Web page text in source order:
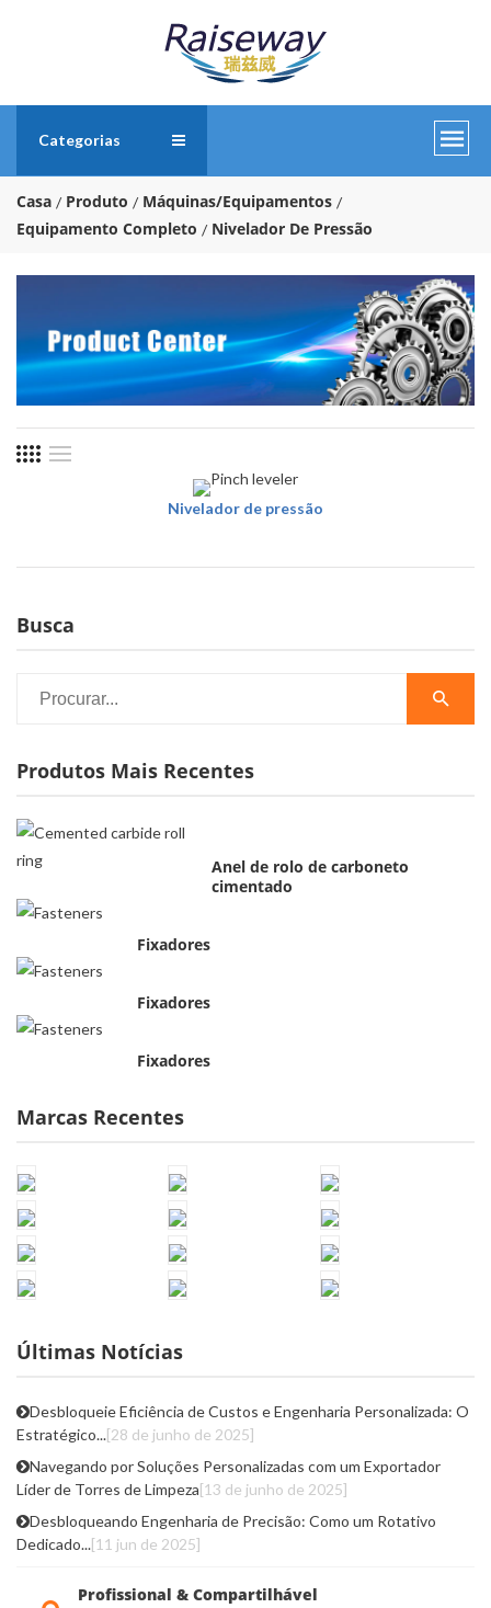
Categorias
Casa Produto
Máquinas/Equipamentos
Equipamento Completo
Nivelador De Pressão
Busca
Produtos Mais Recentes
Anel de rolo de carboneto
cimentado
Fixadores
Fixadores
Fixadores
Marcas Recentes
Últimas Notícias
Desbloqueie Eficiência de Custos e Engenharia Personalizada: O
Estratégico...[28 de junho de 2025]
Navegando por Soluções Personalizadas com um Exportador
Líder de Torres de Limpeza[13 de junho de 2025]
Desbloqueando Engenharia de Precisão: Como um Rotativo
Dedicado...[11 jun de 2025]
Nivelador de pressão
Profissional & Compartilhável